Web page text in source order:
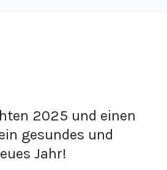
2025 und einen
gesundes und
Jahr!